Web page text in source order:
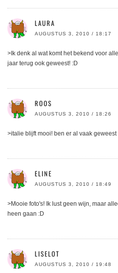
LAURA
AUGUSTUS 3, 2010 / 18:17
>Ik denk al wat komt het bekend voor
jaar terug ook geweest! :D
ROOS
AUGUSTUS 3, 2010 / 18:26
>italie blijft mooi! ben er al vaak geweest
ELINE
AUGUSTUS 3, 2010 / 18:49
>Mooie foto's! Ik lust geen wijn, maar
heen gaan :D
LISELOT
AUGUSTUS 3, 2010 / 19:48